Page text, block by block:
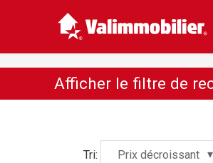
Afficher le filtre de
Tri: Prix décroissant